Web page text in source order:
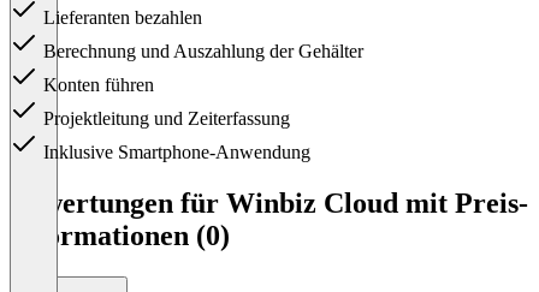
Lieferanten bezahlen
Berechnung und Auszahlung der Gehälter
Konten führen
Projektleitung und Zeiterfassung
Inklusive Smartphone-Anwendung
Bewertungen für Winbiz Cloud mit Preis-
Informationen (0)